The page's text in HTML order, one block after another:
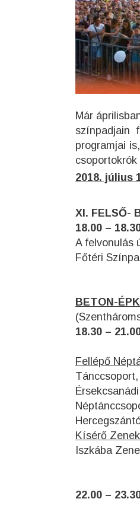
Már
színpadjain
programjai
2018. július
XI. FELSŐ-
18.00 –
A felvonulás
Főtéri
BETON-
18.30 –
Fellépő
Kísérő
Iszkába
22.00 –